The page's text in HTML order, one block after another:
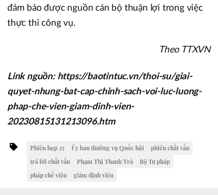
đảm bảo được nguồn cán bộ thuận lợi trong việc
thực thi công vụ.
Theo TTXVN
Link nguồn: https://baotintuc.vn/thoi-su/giai-
quyet-nhung-bat-cap-chinh-sach-voi-luc-luong-
phap-che-vien-giam-dinh-vien-
20230815131213096.htm
Phiên họp 25 Ủy ban thường vụ Quốc hội
phiên chất vấn
trả lời chất vấn
Phạm Thị Thanh Trà
Bộ Tư pháp
pháp chế viên
giám định viên